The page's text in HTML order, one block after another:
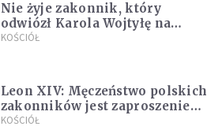
Nie żyje zakonnik, który
odwiózł Karola Wojtyłę na
konklawe. Jan Paweł II nazywał
KOŚCIÓŁ
Leon XIV: Męczeństwo polskich
zakonników jest zaproszeniem
do jedności i misji całego
KOŚCIÓŁ